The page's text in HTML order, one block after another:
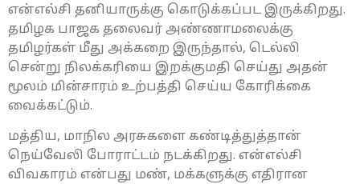
என்எல்சி தனியாருக்கு கொடுக்கப்பட இருக்கிறது.
தமிழக பாஜக தலைவர் அண்ணாமலைக்கு
தமிழர்கள் மீது அக்கறை இருந்தால், டெல்லி
சென்று நிலக்கரியை இறக்குமதி செய்து அதன்
மூலம் மின்சாரம் உற்பத்தி செய்ய கோரிக்கை
வைக்கட்டும்.
மத்திய, மாநில அரசுகளை கண்டித்துத்தான்
நெய்வேலி போராட்டம் நடக்கிறது. என்எல்சி
விவகாரம் என்பது மண், மக்களுக்கு எதிரான